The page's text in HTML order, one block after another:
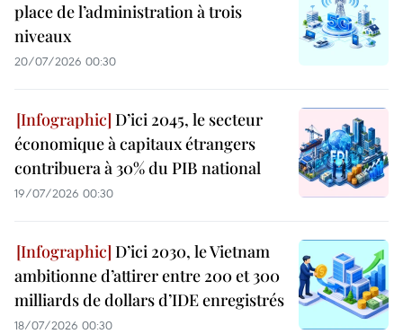
place de l’administration à trois
niveaux
20/07/2026 00:30
D’ici 2045, le secteur
économique à capitaux étrangers
contribuera à 30% du PIB national
19/07/2026 00:30
D’ici 2030, le Vietnam
ambitionne d’attirer entre 200 et 300
milliards de dollars d’IDE enregistrés
18/07/2026 00:30